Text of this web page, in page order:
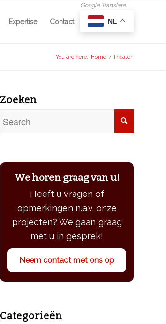
Expertise Contact NL
You are here: Home / Theater
Zoeken
We horen graag van u!
Heeft u vragen of
opmerkingen n.a.v. onze
projecten? We gaan graag
met u in gesprek!
Neem contact met ons op
Categorieën